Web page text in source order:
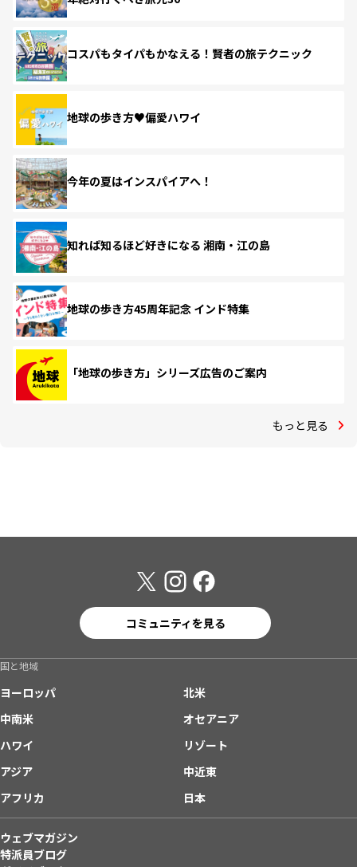
コスパもタイパもかなえる！賢者の旅テクニック
地球の歩き方♥偏愛ハワイ
今年の夏はインスパイアへ！
知れば知るほど好きになる 湘南・江の島
地球の歩き方45周年記念 インド特集
「地球の歩き方」シリーズ広告のご案内
もっと見る
コミュニティを見る
国と地域
ヨーロッパ
北米
中南米
オセアニア
ハワイ
リゾート
アジア
中近東
アフリカ
日本
ウェブマガジン
特派員ブログ